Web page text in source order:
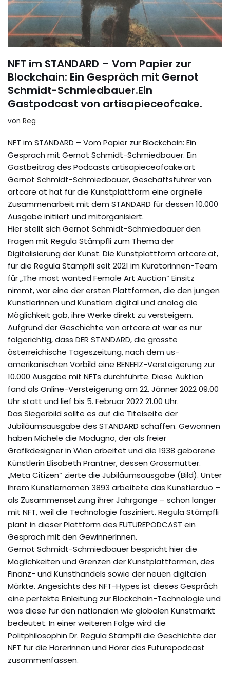
NFT im STANDARD – Vom Papier zur
Blockchain: Ein Gespräch mit Gernot
Schmidt-Schmiedbauer.Ein
Gastpodcast von artisapieceofcake.
von Reg
NFT im STANDARD – Vom Papier zur Blockchain: Ein
Gespräch mit Gernot Schmidt-Schmiedbauer. Ein
Gastbeitrag des Podcasts artisapieceofcake.art
Gernot Schmidt-Schmiedbauer, Geschäftsführer von
artcare at hat für die Kunstplattform eine orginelle
Zusammenarbeit mit dem STANDARD für dessen 10.000
Ausgabe initiiert und mitorganisiert.
Hier stellt sich Gernot Schmidt-Schmiedbauer den
Fragen mit Regula Stämpfli zum Thema der
Digitalisierung der Kunst. Die Kunstplattform artcare.at,
für die Regula Stämpfli seit 2021 im Kuratorinnen-Team
für „The most wanted Female Art Auction“ Einsitz
nimmt, war eine der ersten Plattformen, die den jungen
Künstlerinnen und Künstlern digital und analog die
Möglichkeit gab, ihre Werke direkt zu versteigern.
Aufgrund der Geschichte von artcare.at war es nur
folgerichtig, dass DER STANDARD, die grösste
österreichische Tageszeitung, nach dem us-
amerikanischen Vorbild eine BENEFIZ-Versteigerung zur
10.000 Ausgabe mit NFTs durchführte. Diese Auktion
fand als Online-Versteigerung am 22. Jänner 2022 09.00
Uhr statt und lief bis 5. Februar 2022 21.00 Uhr.
Das Siegerbild sollte es auf die Titelseite der
Jubiläumsausgabe des STANDARD schaffen. Gewonnen
haben Michele die Modugno, der als freier
Grafikdesigner in Wien arbeitet und die 1938 geborene
Künstlerin Elisabeth Prantner, dessen Grossmutter.
„Meta Citizen“ zierte die Jubiläumsausgabe (Bild). Unter
ihrem Künstlernamen 3893 arbeitete das Künstlerduo –
als Zusammensetzung ihrer Jahrgänge – schon länger
mit NFT, weil die Technologie fasziniert. Regula Stämpfli
plant in dieser Plattform des FUTUREPODCAST ein
Gespräch mit den GewinnerInnen.
Gernot Schmidt-Schmiedbauer bespricht hier die
Möglichkeiten und Grenzen der Kunstplattformen, des
Finanz- und Kunsthandels sowie der neuen digitalen
Märkte. Angesichts des NFT-Hypes ist dieses Gespräch
eine perfekte Einleitung zur Blockchain-Technologie und
was diese für den nationalen wie globalen Kunstmarkt
bedeutet. In einer weiteren Folge wird die
Politphilosophin Dr. Regula Stämpfli die Geschichte der
NFT für die Hörerinnen und Hörer des Futurepodcast
zusammenfassen.